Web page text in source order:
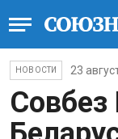
НОВОСТИ 23
Совбез